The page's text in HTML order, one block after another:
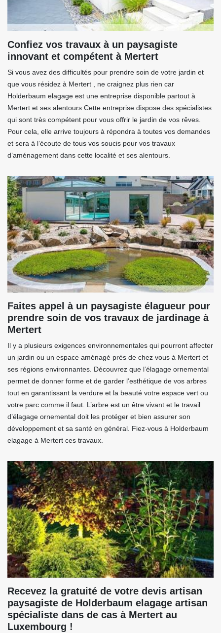
Confiez vos travaux à un paysagiste
innovant et compétent à Mertert
Si vous avez des difficultés pour prendre soin de votre jardin et
que vous résidez à Mertert , ne craignez plus rien car
Holderbaum elagage est une entreprise disponible partout à
Mertert et ses alentours Cette entreprise dispose des spécialistes
qui sont très compétent pour vous offrir le jardin de vos rêves.
Pour cela, elle arrive toujours à répondra à toutes vos demandes
et sera à l’écoute de tous vos soucis pour vos travaux
d’aménagement dans cette localité et ses alentours.
Faites appel à un paysagiste élagueur pour
prendre soin de vos travaux de jardinage à
Mertert
Il y a plusieurs exigences environnementales qui pourront affecter
un jardin ou un espace aménagé près de chez vous à Mertert et
ses régions environnantes. Découvrez que l’élagage ornemental
permet de donner forme et de garder l’esthétique de vos arbres
tout en garantissant la verdure et la beauté votre espace vert ou
votre parc comme il faut. L’arbre est un être vivant et le travail
d’élagage ornemental doit les protéger et bien assurer son
développement et sa santé en général. Fiez-vous à Holderbaum
elagage à Mertert ces travaux.
Recevez la gratuité de votre devis artisan
paysagiste de Holderbaum elagage artisan
spécialiste dans de cas à Mertert au
Luxembourg !